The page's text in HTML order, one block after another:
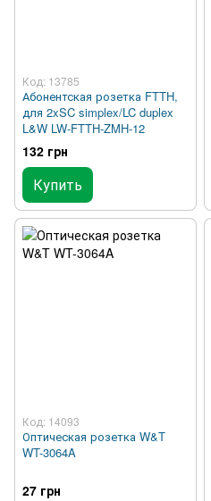
Код: 13785
Абонентская розетка FTTH,
для 2xSC simplex/LC duplex
L&W LW-FTTH-ZMH-12
132 грн
Купить
Код: 14093
Оптическая розетка W&T
WT-3064A
27 грн